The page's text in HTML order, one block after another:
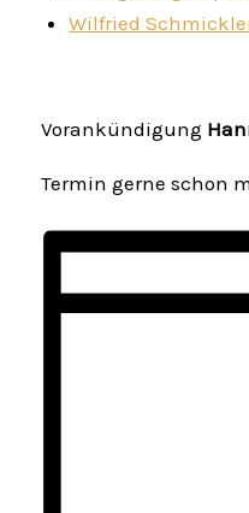
Wilfried
Vorankündigung
Termin gerne schon